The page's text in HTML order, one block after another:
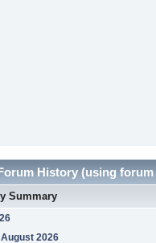
History (using
Summary
August 2026